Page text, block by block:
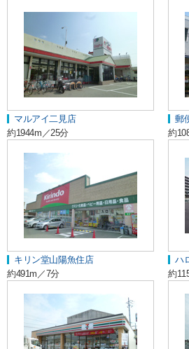
マルアイ二見店
約1944m／25分
郵
約
キリン堂山陽魚住店
約491m／7分
ハ
約